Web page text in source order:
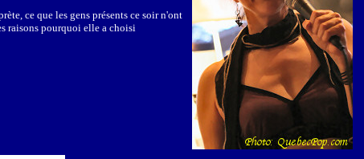
ce que les gens présents ce soir n'ont
raisons pourquoi elle a choisi